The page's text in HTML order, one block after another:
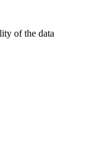
of the data